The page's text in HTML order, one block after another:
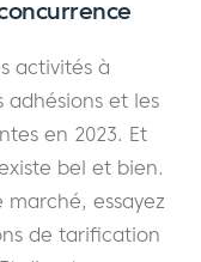
activités à
adhésions et les
en 2023. Et
bel et bien.
essayez
de tarification